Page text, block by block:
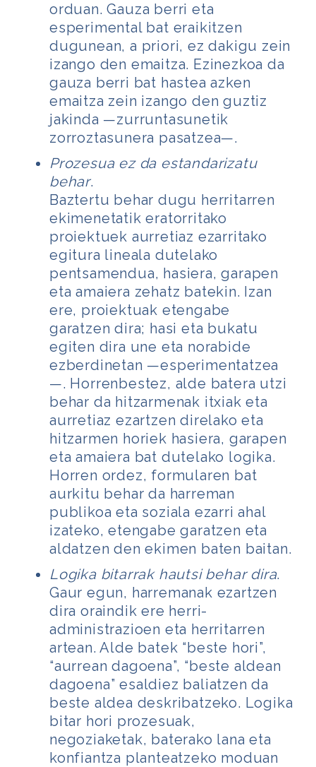
orduan. Gauza berri eta
esperimental bat eraikitzen
dugunean, a priori, ez dakigu zein
izango den emaitza. Ezinezkoa da
gauza berri bat hastea azken
emaitza zein izango den guztiz
jakinda —zurruntasunetik
zorroztasunera pasatzea—.
Prozesua ez da estandarizatu
behar.
Baztertu behar dugu herritarren
ekimenetatik eratorritako
proiektuek aurretiaz ezarritako
egitura lineala dutelako
pentsamendua, hasiera, garapen
eta amaiera zehatz batekin. Izan
ere, proiektuak etengabe
garatzen dira; hasi eta bukatu
egiten dira une eta norabide
ezberdinetan —esperimentatzea
—. Horrenbestez, alde batera utzi
behar da hitzarmenak itxiak eta
aurretiaz ezartzen direlako eta
hitzarmen horiek hasiera, garapen
eta amaiera bat dutelako logika.
Horren ordez, formularen bat
aurkitu behar da harreman
publikoa eta soziala ezarri ahal
izateko, etengabe garatzen eta
aldatzen den ekimen baten baitan.
Logika bitarrak hautsi behar dira.
Gaur egun, harremanak ezartzen
dira oraindik ere herri-
administrazioen eta herritarren
artean. Alde batek “beste hori”,
“aurrean dagoena”, “beste aldean
dagoena” esaldiez baliatzen da
beste aldea deskribatzeko. Logika
bitar hori prozesuak,
negoziaketak, baterako lana eta
konfiantza planteatzeko moduan